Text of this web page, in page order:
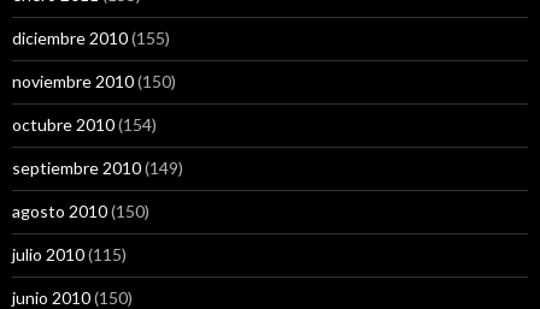
diciembre 2010(155)
noviembre 2010(150)
octubre 2010(154)
septiembre 2010(149)
agosto 2010(150)
julio 2010(115)
junio 2010(150)